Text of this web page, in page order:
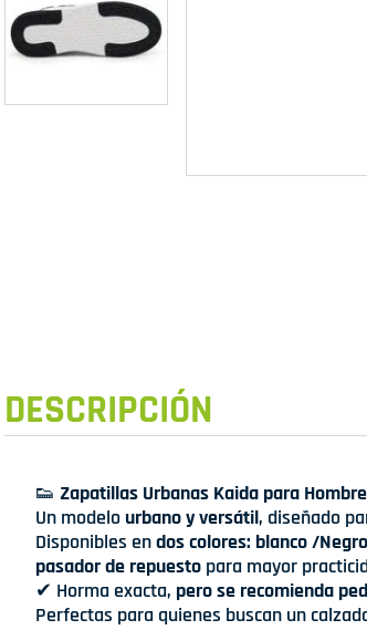
DESCRIPCIÓN
👟 Zapatillas Urbanas Kaida para Hombre
Un modelourbano y versátil, diseñado
Disponibles endos colores: blanco /
pasador de repuesto para mayor
✔ Horma exacta, pero se recomienda
Perfectas para quienes buscan un